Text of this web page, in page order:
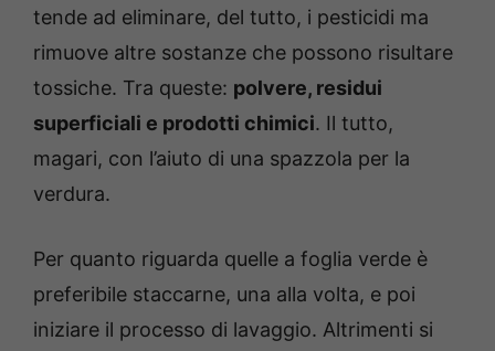
tende ad eliminare, del tutto, i pesticidi ma
rimuove altre sostanze che possono risultare
tossiche. Tra queste: polvere, residui
superficiali e prodotti chimici. Il tutto,
magari, con l’aiuto di una spazzola per la
verdura.
Per quanto riguarda quelle a foglia verde è
preferibile staccarne, una alla volta, e poi
iniziare il processo di lavaggio. Altrimenti si